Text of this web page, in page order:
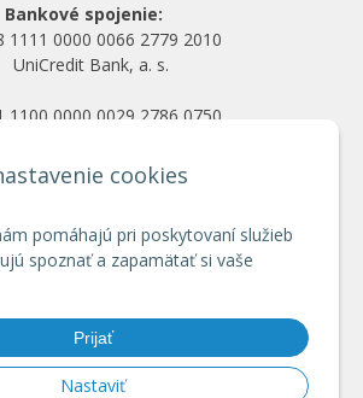
cookies
pomáhajú pri poskytovaní služieb
spoznať a zapamätať si vaše
Prijať
Nastaviť
Bankové spojenie:
1111 0000 0066 2779 2010
UniCredit Bank, a. s.
1100 0000 0029 2786 0750
Obchodné podmienky
Ochrana osobných údajov
Doprava a platba
veľkoobchod